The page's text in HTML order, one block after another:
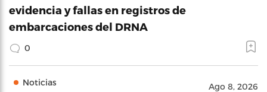
evidencia y fallas en registros de
embarcaciones del DRNA
0
Noticias Ago 8, 2026